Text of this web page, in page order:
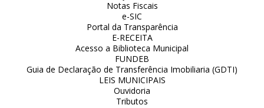
Notas Fiscais
e-SIC
Portal da Transparência
E-RECEITA
Acesso a Biblioteca Municipal
FUNDEB
Guia de Declaração de Transferência Imobiliaria (GDTI)
LEIS MUNICIPAIS
Ouvidoria
Tributos